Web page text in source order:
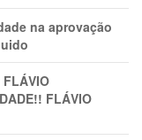
na aprovação
FLÁVIO
FLÁVIO